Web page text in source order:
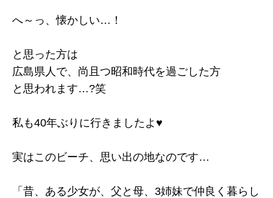
へ～っ、懐かしい…！
と思った方は
広島県人で、尚且つ昭和時代を過ごした方
と思われます…?笑
私も40年ぶりに行きましたよ♥️
実はこのビーチ、思い出の地なのです…
「昔、ある少女が、父と母、3姉妹で仲良く暮らし